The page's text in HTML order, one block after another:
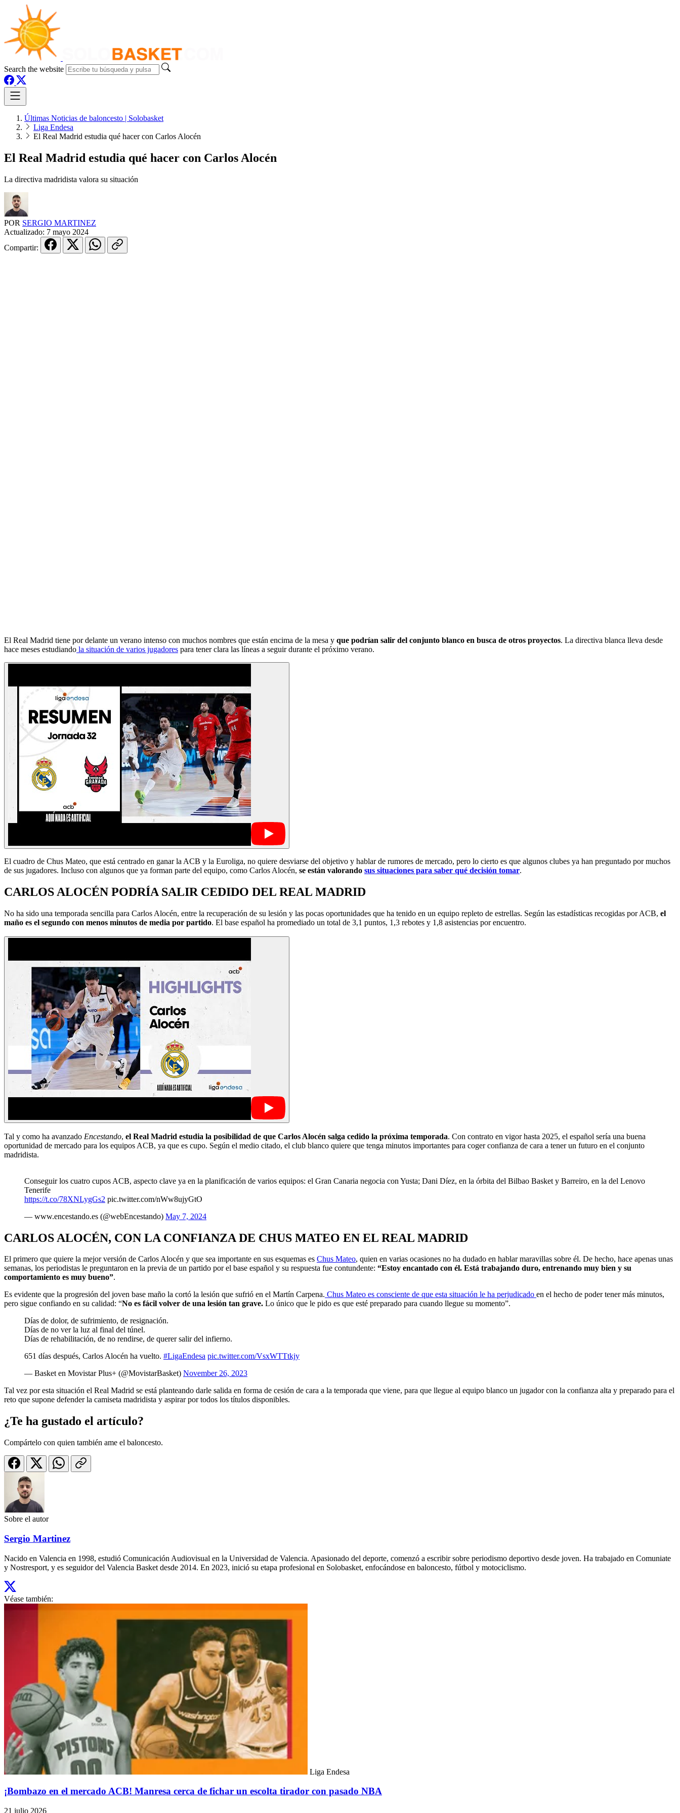
Search the website
Últimas Noticias de baloncesto | Solobasket
Liga Endesa
El Real Madrid estudia qué hacer con Carlos Alocén
El Real Madrid estudia qué hacer con Carlos Alocén
La directiva madridista valora su situación
POR SERGIO MARTINEZ
Actualizado: 7 mayo 2024
Compartir:
El Real Madrid tiene por delante un verano intenso con muchos nombres que están encima de la mesa y que podrían salir del conjunto blanco en busca de otros proyectos. La directiva blanca lleva desde
hace meses estudiando la situación de varios jugadores para tener clara las líneas a seguir durante el próximo verano.
El cuadro de Chus Mateo, que está centrado en ganar la ACB y la Euroliga, no quiere desviarse del objetivo y hablar de rumores de mercado, pero lo cierto es que algunos clubes ya han preguntado por muchos
de sus jugadores. Incluso con algunos que ya forman parte del equipo, como Carlos Alocén, se están valorando sus situaciones para saber qué decisión tomar.
CARLOS ALOCÉN PODRÍA SALIR CEDIDO DEL REAL MADRID
No ha sido una temporada sencilla para Carlos Alocén, entre la recuperación de su lesión y las pocas oportunidades que ha tenido en un equipo repleto de estrellas. Según las estadísticas recogidas por ACB, el
maño es el segundo con menos minutos de media por partido. El base español ha promediado un total de 3,1 puntos, 1,3 rebotes y 1,8 asistencias por encuentro.
Tal y como ha avanzado Encestando, el Real Madrid estudia la posibilidad de que Carlos Alocén salga cedido la próxima temporada. Con contrato en vigor hasta 2025, el español sería una buena
oportunidad de mercado para los equipos ACB, ya que es cupo. Según el medio citado, el club blanco quiere que tenga minutos importantes para coger confianza de cara a tener un futuro en el conjunto
madridista.
Conseguir los cuatro cupos ACB, aspecto clave ya en la planificación de varios equipos: el Gran Canaria negocia con Yusta; Dani Díez, en la órbita del Bilbao Basket y Barreiro, en la del Lenovo
Tenerife
https://t.co/78XNLygGs2 pic.twitter.com/nWw8ujyGtO
— www.encestando.es (@webEncestando) May 7, 2024
CARLOS ALOCÉN, CON LA CONFIANZA DE CHUS MATEO EN EL REAL MADRID
El primero que quiere la mejor versión de Carlos Alocén y que sea importante en sus esquemas es Chus Mateo, quien en varias ocasiones no ha dudado en hablar maravillas sobre él. De hecho, hace apenas unas
semanas, los periodistas le preguntaron en la previa de un partido por el base español y su respuesta fue contundente: “Estoy encantado con él. Está trabajando duro, entrenando muy bien y su
comportamiento es muy bueno”.
Es evidente que la progresión del joven base maño la cortó la lesión que sufrió en el Martín Carpena. Chus Mateo es consciente de que esta situación le ha perjudicado en el hecho de poder tener más minutos,
pero sigue confiando en su calidad: “No es fácil volver de una lesión tan grave. Lo único que le pido es que esté preparado para cuando llegue su momento”.
Días de dolor, de sufrimiento, de resignación.
Días de no ver la luz al final del túnel.
Días de rehabilitación, de no rendirse, de querer salir del infierno.
651 días después, Carlos Alocén ha vuelto. #LigaEndesa pic.twitter.com/VsxWTTtkjy
— Basket en Movistar Plus+ (@MovistarBasket) November 26, 2023
Tal vez por esta situación el Real Madrid se está planteando darle salida en forma de cesión de cara a la temporada que viene, para que llegue al equipo blanco un jugador con la confianza alta y preparado para el
reto que supone defender la camiseta madridista y aspirar por todos los títulos disponibles.
¿Te ha gustado el artículo?
Compártelo con quien también ame el baloncesto.
Sobre el autor
Sergio Martinez
Nacido en Valencia en 1998, estudió Comunicación Audiovisual en la Universidad de Valencia. Apasionado del deporte, comenzó a escribir sobre periodismo deportivo desde joven. Ha trabajado en Comuniate
y Nostresport, y es seguidor del Valencia Basket desde 2014. En 2023, inició su etapa profesional en Solobasket, enfocándose en baloncesto, fútbol y motociclismo.
Véase también:
Liga Endesa
¡Bombazo en el mercado ACB! Manresa cerca de fichar un escolta tirador con pasado NBA
21 julio 2026